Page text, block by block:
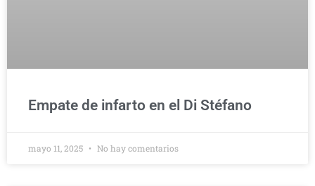
Empate de infarto en el Di Stéfano
mayo 11, 2025 No hay comentarios